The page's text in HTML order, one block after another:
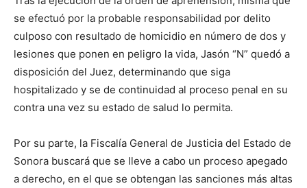
se efectuó por la probable responsabilidad por delito
culposo con resultado de homicidio en número de dos y
lesiones que ponen en peligro la vida, Jasón “N” quedó a
disposición del Juez, determinando que siga
hospitalizado y se de continuidad al proceso penal en su
contra una vez su estado de salud lo permita.
Por su parte, la Fiscalía General de Justicia del Estado de
Sonora buscará que se lleve a cabo un proceso apegado
a derecho, en el que se obtengan las sanciones más altas